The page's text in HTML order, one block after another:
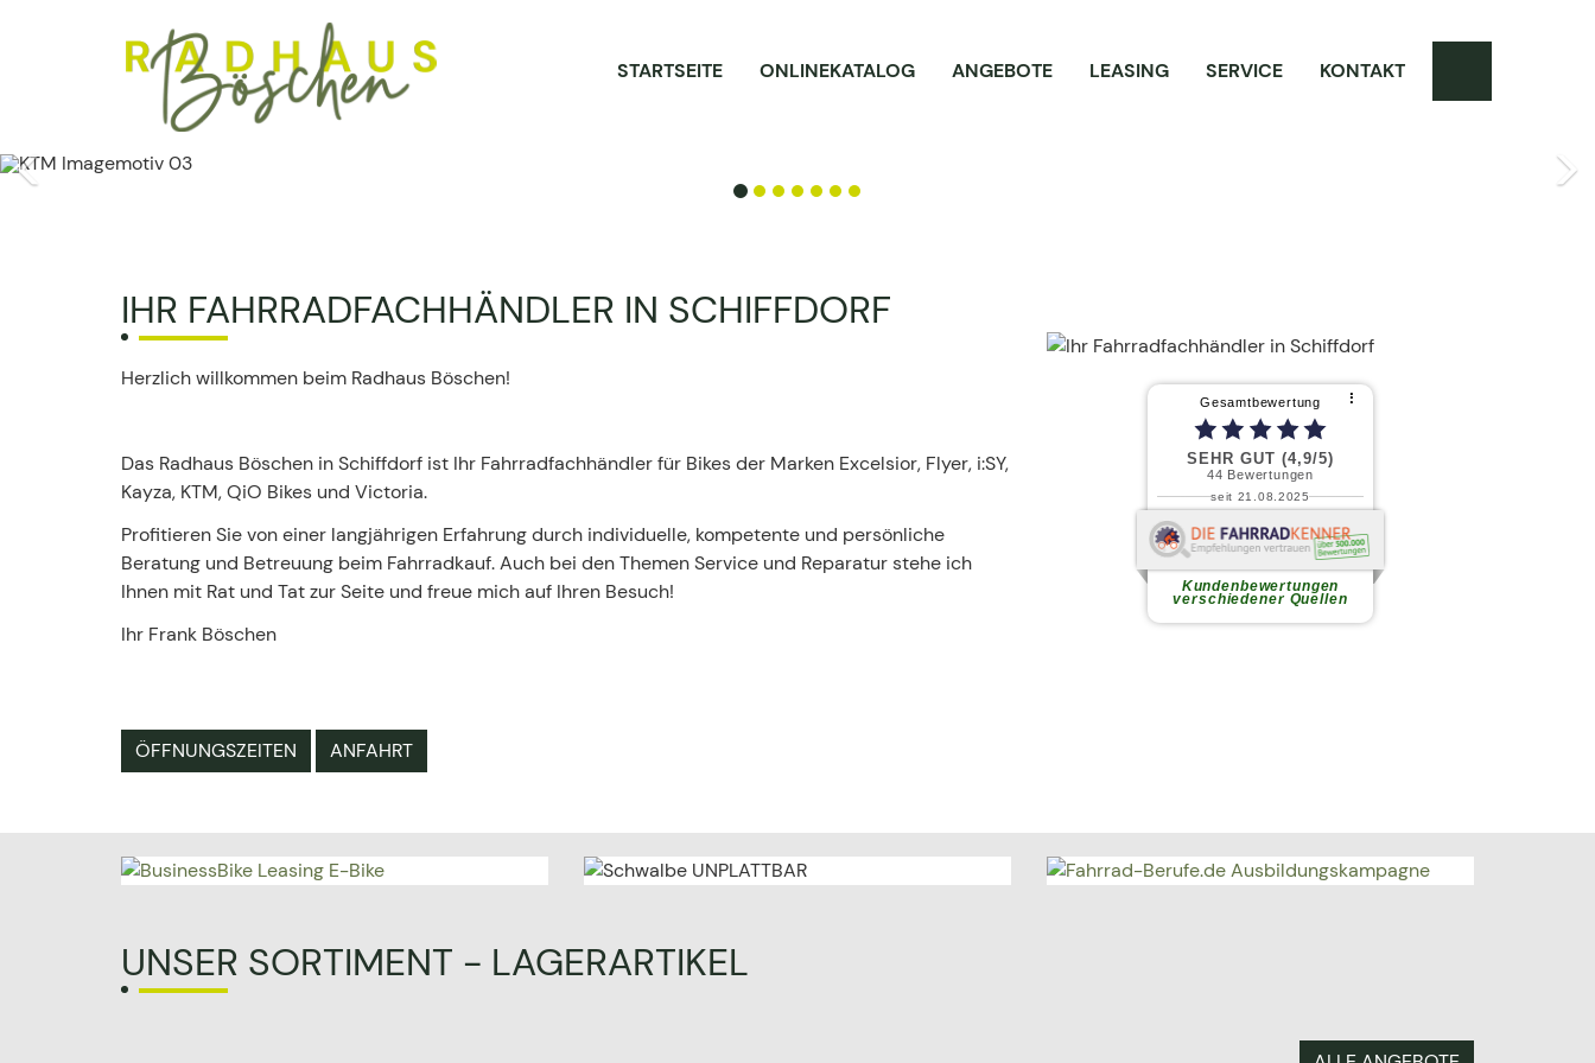
STARTSEITE ONLINEKATALOG ANGEBOTE LEASING SERVICE KONTAKT
Previous
IHR FAHRRADFACHHÄNDLER IN SCHIFFDORF
Herzlich willkommen beim Radhaus Böschen!
Das Radhaus Böschen in Schiffdorf ist Ihr Fahrradfachhändler für Bikes der Marken Excelsior, Flyer, i:SY,
Kayza, KTM, QiO Bikes und Victoria.
Profitieren Sie von einer langjährigen Erfahrung durch individuelle, kompetente und persönliche
Beratung und Betreuung beim Fahrradkauf. Auch bei den Themen Service und Reparatur stehe ich
Ihnen mit Rat und Tat zur Seite und freue mich auf Ihren Besuch!
Ihr Frank Böschen
Gesamtbewertung ⠇
SEHR GUT (4,9/5)
44 Bewertungen
seit 21.08.2025
Kundenbewertungen
verschiedener Quellen
Gabriele
Immer freundlich und kompetent
ÖFFNUNGSZEITEN ANFAHRT
UNSER SORTIMENT - LAGERARTIKEL